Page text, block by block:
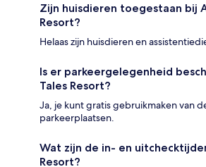
Zijn huisdieren toegestaan bij
Resort?
Helaas zijn huisdieren en
Is er parkeergelegenheid
Tales Resort?
Ja, je kunt gratis gebruikmaken van
parkeerplaatsen.
Wat zijn de in- en
Resort?